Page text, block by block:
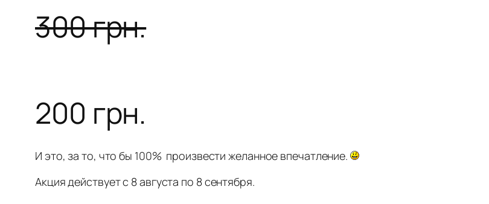
300 грн.
200 грн.
И это, за то, что бы 100% произвести желанное впечатление.
Акция действует с 8 августа по 8 сентября.